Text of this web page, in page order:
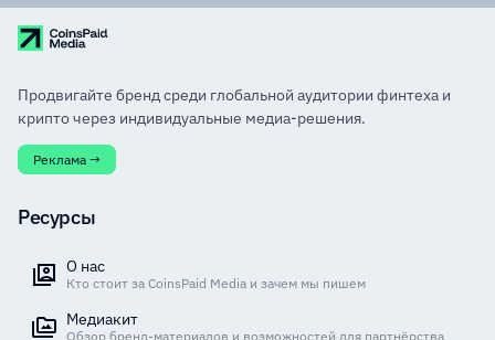
Продвигайте бренд среди глобальной аудитории финтеха и
крипто через индивидуальные медиа-решения.
Реклама →
Ресурсы
О нас
Кто стоит за CoinsPaid Media и зачем мы пишем
Медиакит
Обзор бренд-материалов и возможностей для партнёрства